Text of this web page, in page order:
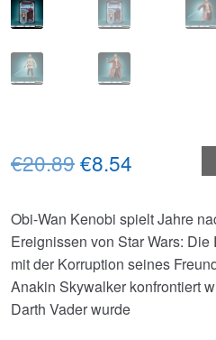
€20.89Ursprünglicher
war:
€20.89
€8.54
ist:
€8.54.
Obi-Wan Kenobi spielt Jahre
Ereignissen von Star Wars:
mit der Korruption seines
Anakin Skywalker konfrontiert
Darth Vader wurde